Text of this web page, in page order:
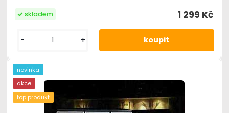
1 299 Kč
skladem
- +
novinka
akce
top produkt